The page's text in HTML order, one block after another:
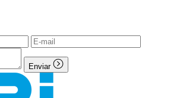
Enviar